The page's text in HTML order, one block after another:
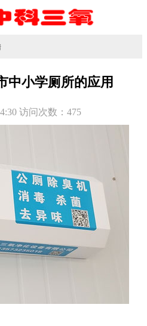
中小学厕所的应用
访问次数： 475